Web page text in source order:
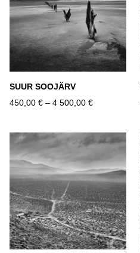
SUUR SOOJÄRV
450,00 € – 4 500,00 €